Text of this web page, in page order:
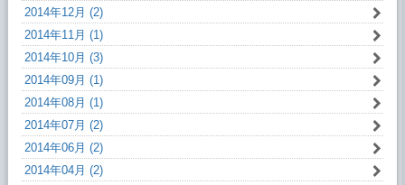
2014年12月 (2)
2014年11月 (1)
2014年10月 (3)
2014年09月 (1)
2014年08月 (1)
2014年07月 (2)
2014年06月 (2)
2014年04月 (2)